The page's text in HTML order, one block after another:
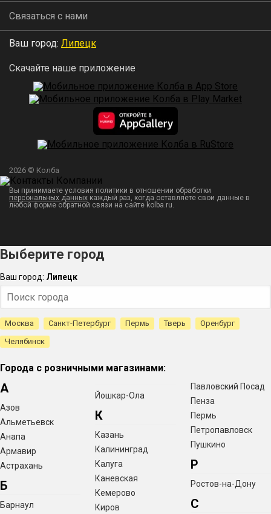
Связаться с нами
Ваш город: Липецк
Скачайте наше приложение
2026 © Колба
Вы принимаете условия политики в отношении обработки
персональных данных каждый раз, когда оставляете свои данные в
любой форме обратной связи на сайте kolba.ru.
Выберите город
Ваш город: Липецк
Москва Санкт-Петербург Пермь Тверь
Оренбург
Челябинск
Города с розничными магазинами:
А
Азов
Альметьевск
Анапа
Армавир
Астрахань
Б
Барнаул
Йошкар-Ола
К
Казань
Калининград
Калуга
Каневская
Кемерово
Киров
Павловский Посад
Пенза
Пермь
Петропавловск
Пушкино
Р
Ростов-на-Дону
С